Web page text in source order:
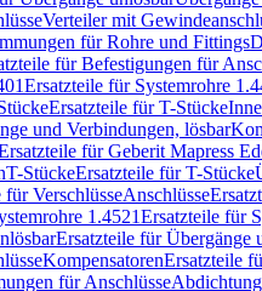
Verteiler mit
für Rohre und Fittings
für Befestigungen für
Ersatzteile für Systemrohre
Ersatzteile für T-Stücke
und Verbindungen, lösbar
für Geberit Mapress
T-StückeErsatzteile für T-Stücke
für VerschlüsseAnschlüsse
1.4521Ersatzteile für
Ersatzteile für Übergänge
KompensatorenErsatzteile
für Anschlüsse